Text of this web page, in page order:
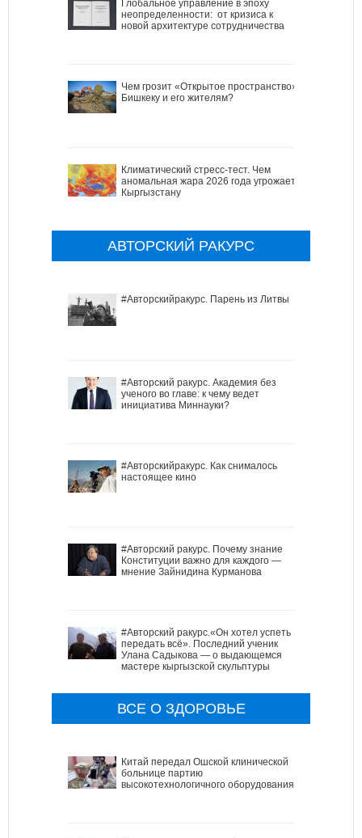
Глобальное управление в эпоху
неопределенности: от кризиса к
новой архитектуре сотрудничества
Чем грозит «Открытое пространство»
Бишкеку и его жителям?
Климатический стресс-тест. Чем
аномальная жара 2026 года угрожает
Кыргызстану
АВТОРСКИЙ РАКУРС
#Авторскийракурс. Парень из Литвы
#Авторский ракурс. Академия без
ученого во главе: к чему ведет
инициатива Миннауки?
#Авторскийракурс. Как снималось
настоящее кино
#Авторский ракурс. Почему знание
Конституции важно для каждого —
мнение Зайнидина Курманова
#Авторский ракурс.«Он хотел успеть
передать всё». Последний ученик
Улана Садыкова — о выдающемся
мастере кыргызской скульптуры
ВСЕ О ЗДОРОВЬЕ
Китай передал Ошской клинической
больнице партию
высокотехнологичного оборудования